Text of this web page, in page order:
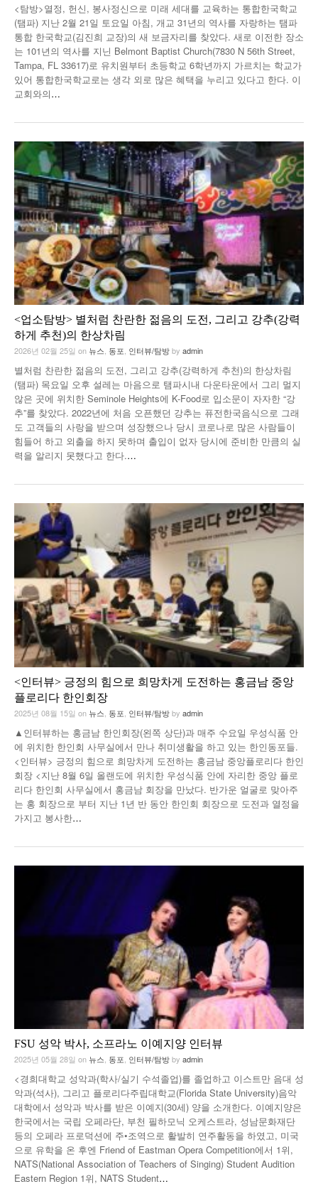
<탐방>열정, 헌신, 봉사정신으로 미래 세대를 교육하는 통합한국학교
(탬파) 지난 2월 21일 토요일 아침, 개교 31년의 역사를 자랑하는 탬파
통합 한국학교(김진희 교장)의 새 보금자리를 찾았다. 새로 이전한 장소
는 101년의 역사를 지닌 Belmont Baptist Church(7830 N 56th Street,
Tampa, FL 33617)로 유치원부터 초등학교 6학년까지 가르치는 학교가
있어 통합한국학교로는 생각 외로 많은 혜택을 누리고 있다고 한다. 이
교회와의…
<업소탐방> 별처럼 찬란한 젊음의 도전, 그리고 강추(강력
하게 추천)의 한상차림
2026년 02월 25일 on뉴스, 동포, 인터뷰/탐방by admin
별처럼 찬란한 젊음의 도전, 그리고 강추(강력하게 추천)의 한상차림
(탬파) 목요일 오후 설레는 마음으로 탬파시내 다운타운에서 그리 멀지
않은 곳에 위치한 Seminole Heights에 K-Food로 입소문이 자자한 “강
추”를 찾았다. 2022년에 처음 오픈했던 강추는 퓨전한국음식으로 그래
도 고객들의 사랑을 받으며 성장했으나 당시 코로나로 많은 사람들이
힘들어 하고 외출을 하지 못하며 출입이 없자 당시에 준비한 만큼의 실
력을 알리지 못했다고 한다.…
<인터뷰> 긍정의 힘으로 희망차게 도전하는 홍금남 중앙
플로리다 한인회장
2025년 08월 15일 on뉴스 동포 인터뷰/탐방by admin
▲인터뷰하는 홍금남 한인회장(왼쪽 상단)과 매주 수요일 우성식품 안
에 위치한 한인회 사무실에서 만나 취미생활을 하고 있는 한인동포들.
<인터뷰> 긍정의 힘으로 희망차게 도전하는 홍금남 중앙플로리다 한인
회장 <지난 8월 6일 올랜도에 위치한 우성식품 안에 자리한 중앙 플로
리다 한인회 사무실에서 홍금남 회장을 만났다. 반가운 얼굴로 맞아주
는 홍 회장으로 부터 지난 1년 반 동안 한인회 회장으로 도전과 열정을
가지고 봉사한…
FSU 성악 박사, 소프라노 이예지양 인터뷰
2025년 05월 28일 on뉴스, 동포, 인터뷰/탐방by admin
<경희대학교 성악과(학사/실기 수석졸업)를 졸업하고 이스트만 음대 성
악과(석사), 그리고 플로리다주립대학교(Florida State University)음악
대학에서 성악과 박사를 받은 이예지(30세) 양을 소개한다. 이예지양은
한국에서는 국립 오페라단, 부천 필하모닉 오케스트라, 성남문화재단
등의 오페라 프로덕션에 주•조역으로 활발히 연주활동을 하였고, 미국
으로 유학을 온 후엔 Friend of Eastman Opera Competition에서 1위,
NATS(National Association of Teachers of Singing) Student Audition
Eastern Region 1위, NATS Student…